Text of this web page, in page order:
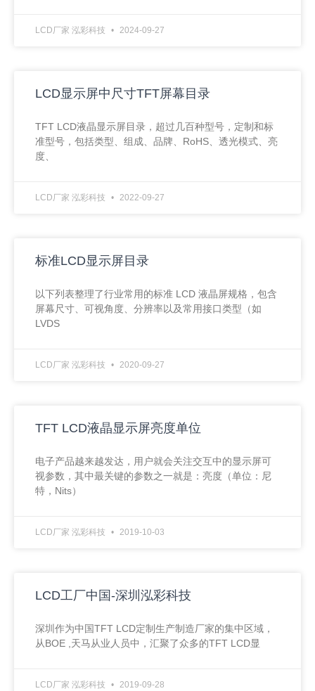
LCD厂家 泓彩科技 2024-09-27
LCD显示屏中尺寸TFT屏幕目录
TFT LCD液晶显示屏目录，超过几百种型号，定制和标
准型号，包括类型、组成、品牌、RoHS、透光模式、亮
度、
LCD厂家 泓彩科技 2022-09-27
标准LCD显示屏目录
以下列表整理了行业常用的标准 LCD 液晶屏规格，包含
屏幕尺寸、可视角度、分辨率以及常用接口类型（如
LVDS
LCD厂家 泓彩科技 2020-09-27
TFT LCD液晶显示屏亮度单位
电子产品越来越发达，用户就会关注交互中的显示屏可
视参数，其中最关键的参数之一就是：亮度（单位：尼
特，Nits）
LCD厂家 泓彩科技 2019-10-03
LCD工厂中国-深圳泓彩科技
深圳作为中国TFT LCD定制生产制造厂家的集中区域，
从BOE ,天马从业人员中，汇聚了众多的TFT LCD显
LCD厂家 泓彩科技 2019-09-28